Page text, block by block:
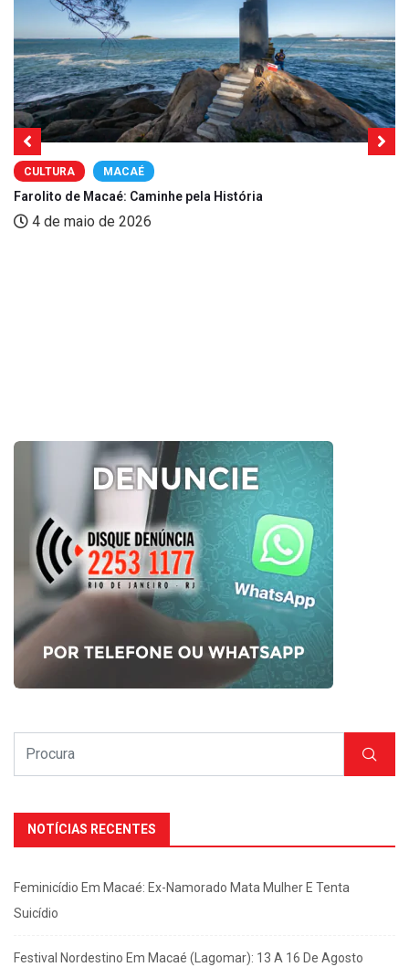
CULTURA MACAÉ
Farolito de Macaé: Caminhe pela História
4 de maio de 2026
NOTÍCIAS RECENTES
Feminicídio Em Macaé: Ex-Namorado Mata Mulher E Tenta
Suicídio
Festival Nordestino Em Macaé (Lagomar): 13 A 16 De Agosto